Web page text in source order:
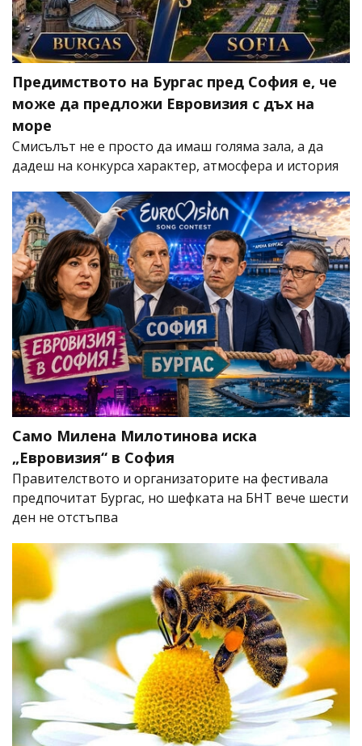
Предимството на Бургас пред София е, че
може да предложи Евровизия с дъх на
море
Смисълът не е просто да имаш голяма зала, а да
дадеш на конкурса характер, атмосфера и история
Само Милена Милотинова иска
„Евровизия“ в София
Правителството и организаторите на фестивала
предпочитат Бургас, но шефката на БНТ вече шести
ден не отстъпва